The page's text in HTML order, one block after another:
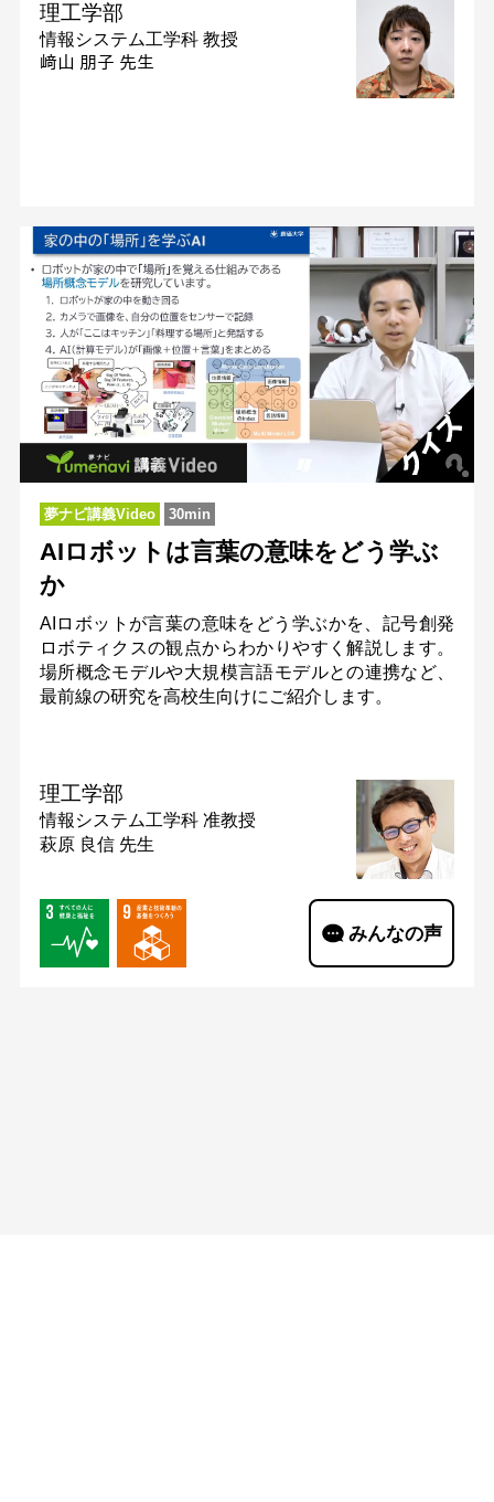
理工学部
情報システム工学科 教授
﨑山 朋子 先生
夢ナビ講義Video 30min
AIロボットは言葉の意味をどう学ぶ
か
AIロボットが言葉の意味をどう学ぶかを、記号創発
ロボティクスの観点からわかりやすく解説します。
場所概念モデルや大規模言語モデルとの連携など、
最前線の研究を高校生向けにご紹介します。
理工学部
情報システム工学科 准教授
萩原 良信 先生
みんなの声